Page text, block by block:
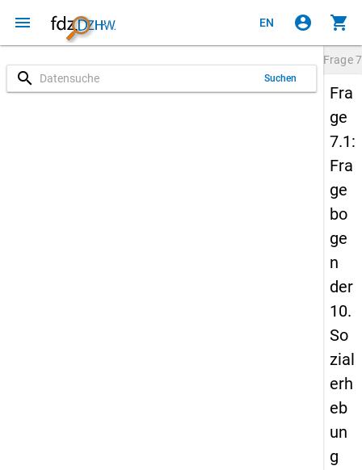
menu EN account_circle shopping_cart
search Suchen
Frage
Fra
ge
7.1:
Fra
ge
bo
ge
n
der
10.
So
zial
erh
eb
un
g